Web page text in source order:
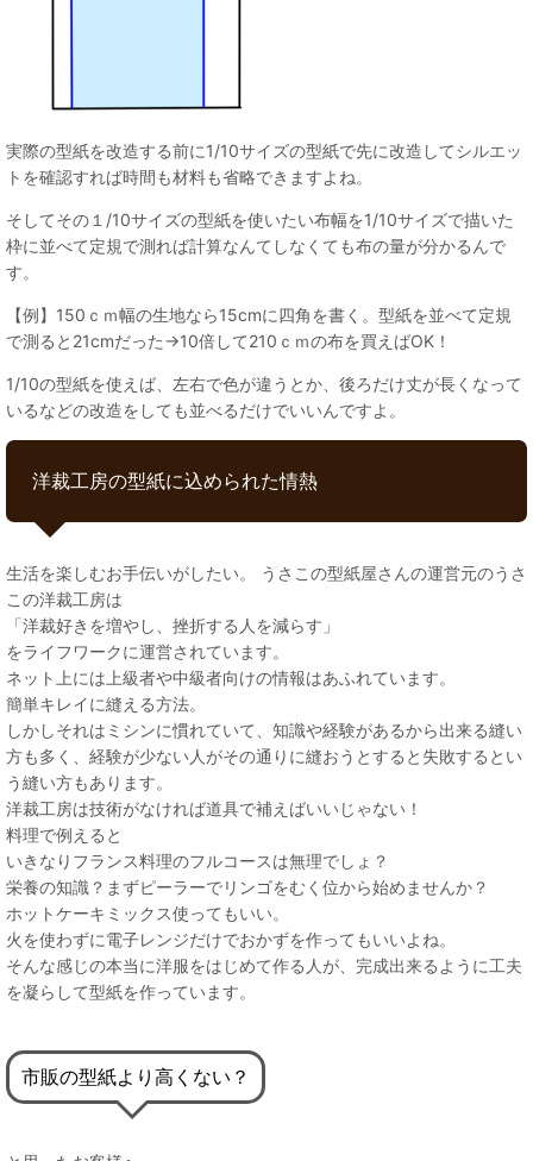
実際の型紙を改造する前に1/10サイズの型紙で先に改造してシルエッ
トを確認すれば時間も材料も省略できますよね。
そしてその１/10サイズの型紙を使いたい布幅を1/10サイズで描いた
枠に並べて定規で測れば計算なんてしなくても布の量が分かるんで
す。
【例】150ｃｍ幅の生地なら15cmに四角を書く。型紙を並べて定規
で測ると21cmだった→10倍して210ｃｍの布を買えばOK！
1/10の型紙を使えば、左右で色が違うとか、後ろだけ丈が長くなって
いるなどの改造をしても並べるだけでいいんですよ。
洋裁工房の型紙に込められた情熱
生活を楽しむお手伝いがしたい。 うさこの型紙屋さんの運営元のうさ
この洋裁工房は
「洋裁好きを増やし、挫折する人を減らす」
をライフワークに運営されています。
ネット上には上級者や中級者向けの情報はあふれています。
簡単キレイに縫える方法。
しかしそれはミシンに慣れていて、知識や経験があるから出来る縫い
方も多く、経験が少ない人がその通りに縫おうとすると失敗するとい
う縫い方もあります。
洋裁工房は技術がなければ道具で補えばいいじゃない！
料理で例えると
いきなりフランス料理のフルコースは無理でしょ？
栄養の知識？まずピーラーでリンゴをむく位から始めませんか？
ホットケーキミックス使ってもいい。
火を使わずに電子レンジだけでおかずを作ってもいいよね。
そんな感じの本当に洋服をはじめて作る人が、完成出来るように工夫
を凝らして型紙を作っています。
市販の型紙より高くない？